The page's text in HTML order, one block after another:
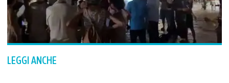
LEGGI ANCHE